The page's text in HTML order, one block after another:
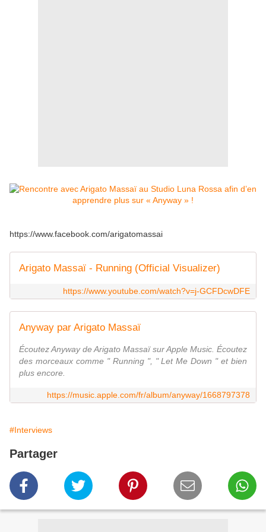
https://www.facebook.com/arigatomassai
Arigato Massaï - Running (Official Visualizer)
https://www.youtube.com/watch?v=j-GCFDcwDFE
Anyway par Arigato Massaï
Écoutez Anyway de Arigato Massaï sur Apple Music. Écoutez
des morceaux comme " Running ", " Let Me Down " et bien
plus encore.
https://music.apple.com/fr/album/anyway/1668797378
#Interviews
Partager